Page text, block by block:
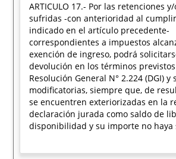
ARTICULO 17.- Por las retenciones
sufridas -con anterioridad al
indicado en el artículo precedente-
correspondientes a impuestos
exención de ingreso, podrá
devolución en los términos
Resolución General N° 2.224 (DGI) y
modificatorias, siempre que, de
se encuentren exteriorizadas en la
declaración jurada como saldo de
disponibilidad y su importe no haya